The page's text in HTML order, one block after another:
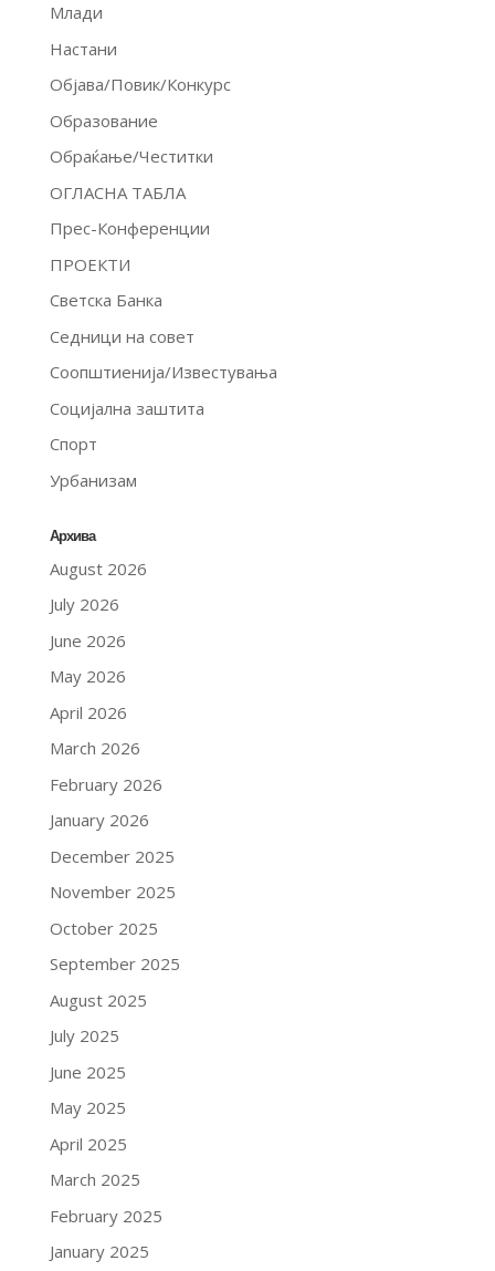
Млади
Настани
Објава/Повик/Конкурс
Образование
Обраќање/Честитки
ОГЛАСНА ТАБЛА
Прес-Конференции
ПРОЕКТИ
Светска Банка
Седници на совет
Соопштиенија/Известувања
Социјална заштита
Спорт
Урбанизам
Архива
August 2026
July 2026
June 2026
May 2026
April 2026
March 2026
February 2026
January 2026
December 2025
November 2025
October 2025
September 2025
August 2025
July 2025
June 2025
May 2025
April 2025
March 2025
February 2025
January 2025